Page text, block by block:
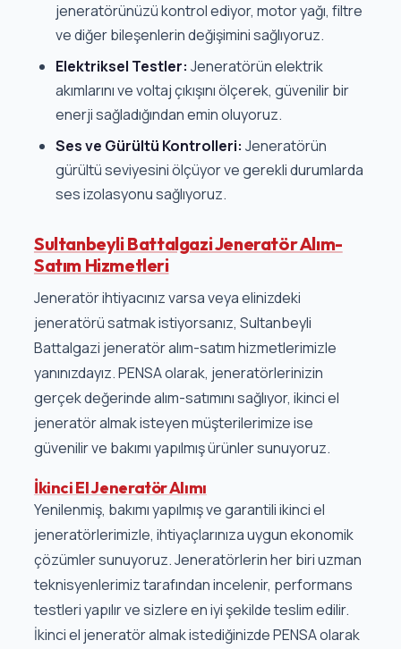
jeneratörünüzü kontrol ediyor, motor yağı, filtre
ve diğer bileşenlerin değişimini sağlıyoruz.
Elektriksel Testler: Jeneratörün elektrik
akımlarını ve voltaj çıkışını ölçerek, güvenilir bir
enerji sağladığından emin oluyoruz.
Ses ve Gürültü Kontrolleri: Jeneratörün
gürültü seviyesini ölçüyor ve gerekli durumlarda
ses izolasyonu sağlıyoruz.
Sultanbeyli Battalgazi Jeneratör Alım-
Satım Hizmetleri
Jeneratör ihtiyacınız varsa veya elinizdeki
jeneratörü satmak istiyorsanız, Sultanbeyli
Battalgazi jeneratör alım-satım hizmetlerimizle
yanınızdayız. PENSA olarak, jeneratörlerinizin
gerçek değerinde alım-satımını sağlıyor, ikinci el
jeneratör almak isteyen müşterilerimize ise
güvenilir ve bakımı yapılmış ürünler sunuyoruz.
İkinci El Jeneratör Alımı
Yenilenmiş, bakımı yapılmış ve garantili ikinci el
jeneratörlerimizle, ihtiyaçlarınıza uygun ekonomik
çözümler sunuyoruz. Jeneratörlerin her biri uzman
teknisyenlerimiz tarafından incelenir, performans
testleri yapılır ve sizlere en iyi şekilde teslim edilir.
İkinci el jeneratör almak istediğinizde PENSA olarak